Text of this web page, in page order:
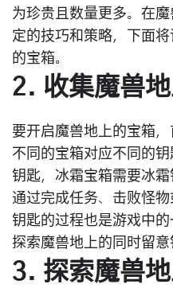
为珍贵且数量更多。在
定的技巧和策略，下面
的宝箱。
2. 收集魔兽
要开启魔兽地上的宝箱，
不同的宝箱对应不同的
钥匙，冰霜宝箱需要冰
通过完成任务、击败怪
钥匙的过程也是游戏中
探索魔兽地上的同时留意
3. 探索魔兽